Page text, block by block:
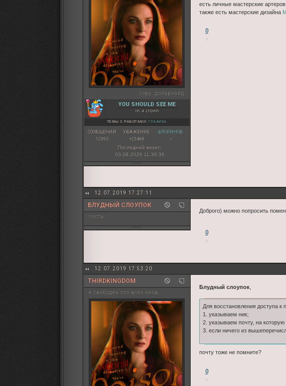
copy: долархайд
YOU SHOULD SEE ME
in a crown
ТЕМЫ С РАБОТАМИ: ГРАФИКА
СООБЩЕНИЙ:
12995
УВАЖЕНИЕ:
+23468
ФЛОРИНОВ:
~
Последний визит:
03.08.2026 11:38:36
есть личные мастерские
также есть мастерские дизайна
0
12.07.2019 17:27:11
БЛУДНЫЙ СЛОУПОК
гость
Доброго) можно попросить
0
12.07.2019 17:53:20
THIRDKINGDOM
я свободен ото всех оков
Блудный слоупок,
Для восстановления доступа к
1. указываем ник;
2. указываем почту, на
3. если ничего из
почту тоже не помните?
0